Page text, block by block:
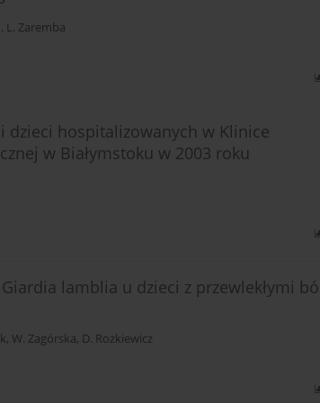
L. Zaremba
dzieci hospitalizowanych w Klinice
w Białymstoku w 2003 roku
lamblia u dzieci z przewlekłymi
, W. Zagórska, D. Rożkiewicz